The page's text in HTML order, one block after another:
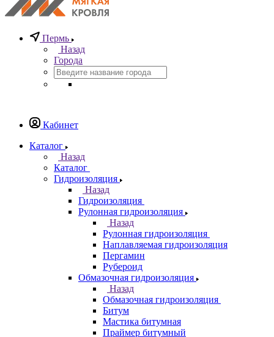
Пермь
Назад
Города
Кабинет
Каталог
Назад
Каталог
Гидроизоляция
Назад
Гидроизоляция
Рулонная гидроизоляция
Назад
Рулонная гидроизоляция
Наплавляемая гидроизоляция
Пергамин
Рубероид
Обмазочная гидроизоляция
Назад
Обмазочная гидроизоляция
Битум
Мастика битумная
Праймер битумный